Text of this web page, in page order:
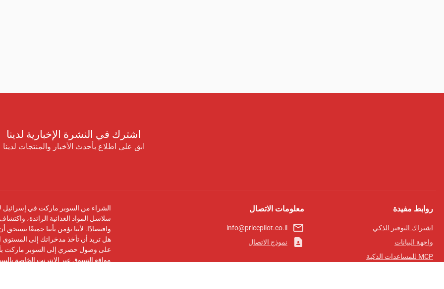
اشترك في النشرة الإخبارية لدينا
ابق على اطلاع بأحدث الأخبار والمنتجات لدينا
روابط مفيدة
اشتراك التوفير الذكي
واجهة البيانات
MCP للمساعدات الذكية
معلومات الاتصال
mail_outline
info@pricepilot.co.il
contact_page نموذج الاتصال
الشراء من السوبر ماركت في إسرائيل
سلاسل المواد الغذائية الرائدة،
واقتصادًا. لأننا نؤمن بأننا جميعًا
هل تريد أن تأخذ مدخراتك إلى المستوى
على وصول حصري إلى السوبر ماركت
مواقع التسوق عبر الإنترنت الخاصة